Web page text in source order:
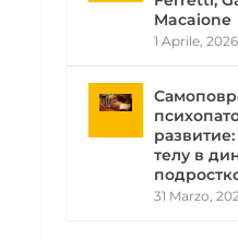
Macaione
1 Aprile, 2026
телу в
31 Marzo,